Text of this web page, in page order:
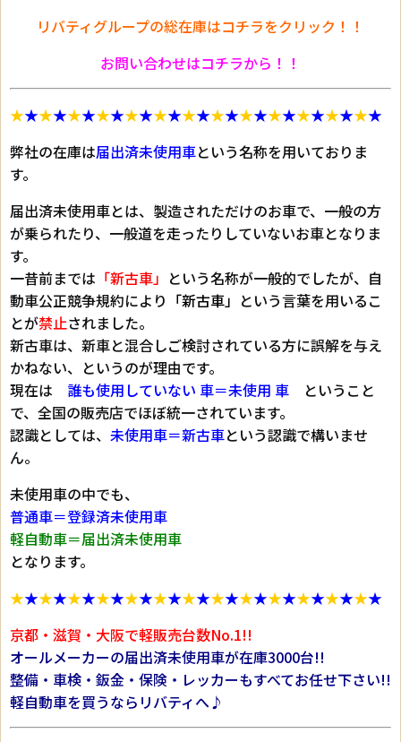
リバティグループの総在庫はコチラをクリック！！
お問い合わせはコチラから！！
★★★★★★★★★★★★★★★★★★★★★★★★★★
弊社の在庫は届出済未使用車という名称を用いておりま
す。
届出済未使用車とは、製造されただけのお車で、一般の方
が乗られたり、一般道を走ったりしていないお車となりま
す。
一昔前までは 「新古車」 という名称が一般的でしたが、自
動車公正競争規約により 「新古車」 という言葉を用いるこ
とが禁止されました。
新古車は、新車と混合しご検討されている方に誤解を与え
かねない、というのが理由です。
現在は 誰も使用していない 車＝未使用 車 ということ
で、全国の販売店でほぼ統一されています。
認識としては、 未使用車＝新古車という認識で構いませ
ん。
未使用車の中でも、
普通車＝登録済未使用車
軽自動車＝届出済未使用車
となります。
★★★★★★★★★★★★★★★★★★★★★★★★★★
京都・滋賀・大阪で軽販売台数No.1!!
オールメーカーの届出済未使用車が在庫3000台!!
整備・車検・鈑金・保険・レッカーもすべてお任せ下さい!!
軽自動車を買うならリバティへ♪